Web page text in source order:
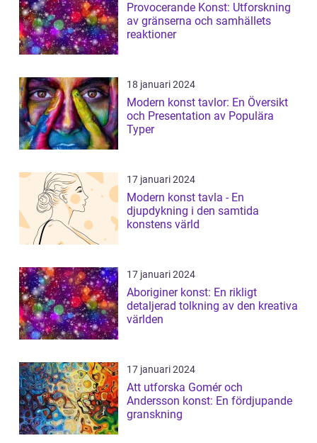
Provocerande Konst: Utforskning
av gränserna och samhällets
reaktioner
18 januari 2024
Modern konst tavlor: En Översikt
och Presentation av Populära
Typer
17 januari 2024
Modern konst tavla - En
djupdykning i den samtida
konstens värld
17 januari 2024
Aboriginer konst: En rikligt
detaljerad tolkning av den kreativa
världen
17 januari 2024
Att utforska Gomér och
Andersson konst: En fördjupande
granskning